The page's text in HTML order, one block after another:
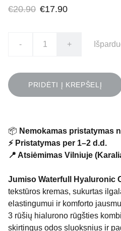
€20.90 €17.90
- +
PRIDĖTI Į KREPŠELĮ
📦 Nemokamas pristatymas
⚡ Pristatymas per 1–2 d.d.
📍 Atsiėmimas Vilniuje
Jumiso Waterfull Hyaluronic
tekstūros kremas, sukurtas
elastingumui ir komforto
3 rūšių hialurono rūgšties
skirtingus odos sluoksnius ir